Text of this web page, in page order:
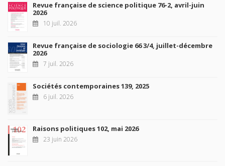
Revue française de science politique 76-2, avril-juin
2026
10 juil. 2026
Revue française de sociologie 66 3/4, juillet-décembre
2026
7 juil. 2026
Sociétés contemporaines 139, 2025
6 juil. 2026
Raisons politiques 102, mai 2026
23 juin 2026